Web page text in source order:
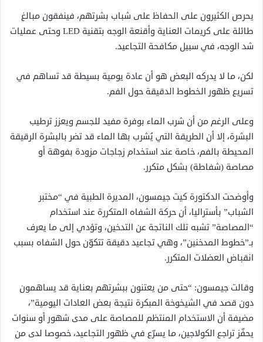
يحرص الكثيرون على الحفاظ على شباب بشرتهم، فينفقون مبالغ
طائلة على كريمات العناية وأقنعة الوجه بتقنية LED وحتى عمليات
شد الوجه، في سبيل مكافحة التجاعيد.
لكن، ما لا يدركه البعض هو أن عادة يومية بسيطة قد تساهم في
تسريع ظهور الخطوط الدقيقة حول الفم.
وعلى الرغم من أن شرب الماء بوفرة مفيد للجسم ويعزز ترطيب
البشرة، إلا أن الطريقة التي يُشرب بها الماء قد تضر بالبشرة الرقيقة
المحيطة بالفم، خاصة عند استخدام زجاجات مزودة بفوهة أو
مصاصة (شفاطة) بشكل متكرر.
وأوضحت الدكتورة كيت جيمسون، المديرة الطبية في “مختبر
الشباب” بأستراليا، أن حركة الشفاه المتكررة عند استخدام
“المصاصة” تشبه تلك الناتجة عن التدخين، وتؤدي إلى ما يعرف
بـ”خطوط المدخنين”، وهي تجاعيد دقيقة تتكوّن حول الشفاه بسبب
انقباض العضلات المتكرر.
وقالت جيمسون: “حتى من يعتنون ببشرتهم بعناية قد يساهمون
دون قصد في الشيخوخة المبكرة نتيجة بعض العادات اليومية”،
مضيفة أن الاستخدام المنتظم للمصاصة على مدى شهور أو سنوات
يحفّز تراجع الكولاجين، ما يسرّع في ظهور التجاعيد، خصوصا لدى من